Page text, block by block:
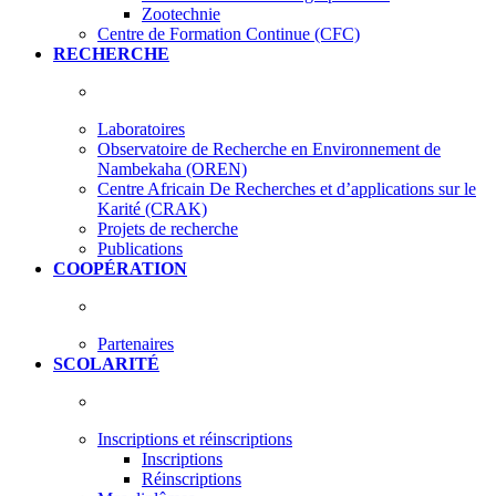
Zootechnie
Centre de Formation Continue (CFC)
RECHERCHE
Laboratoires
Observatoire de Recherche en Environnement de
Nambekaha (OREN)
Centre Africain De Recherches et d’applications sur le
Karité (CRAK)
Projets de recherche
Publications
COOPÉRATION
Partenaires
SCOLARITÉ
Inscriptions et réinscriptions
Inscriptions
Réinscriptions